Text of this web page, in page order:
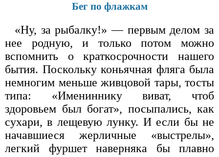
Бег по флажкам
«Ну, за рыбалку!» — первым делом за
нее родную, и только потом можно
вспомнить о краткосрочности нашего
бытия. Поскольку коньячная фляга была
немногим меньше живцовой тары, тосты
типа: «Имениннику виват, чтоб
здоровьем был богат», посыпались, как
сухари, в лещевую лунку. И если бы не
начавшиеся жерличные «выстрелы»,
легкий фуршет наверняка бы плавно